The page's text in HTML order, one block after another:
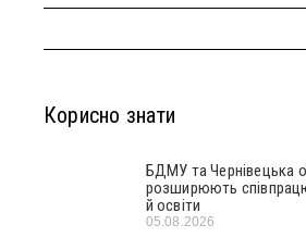
Корисно знати
БДМУ та Чернівецька
розширюють
й освіти
05.08.2026